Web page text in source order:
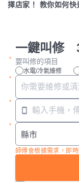
擇店家！ 教你如何快
一鍵叫修
要叫修的項目
水電/冷氣維修
師傅會根據需求，即